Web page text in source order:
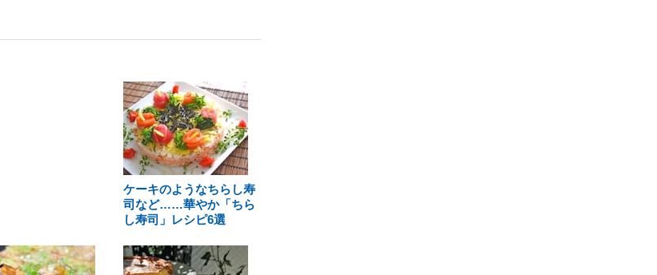
ケーキのようなちらし寿
司など……華やか「ちら
し寿司」レシピ6選